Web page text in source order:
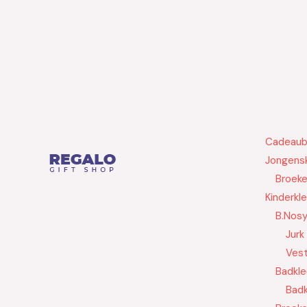
B.Nosy
Jurk
Vest